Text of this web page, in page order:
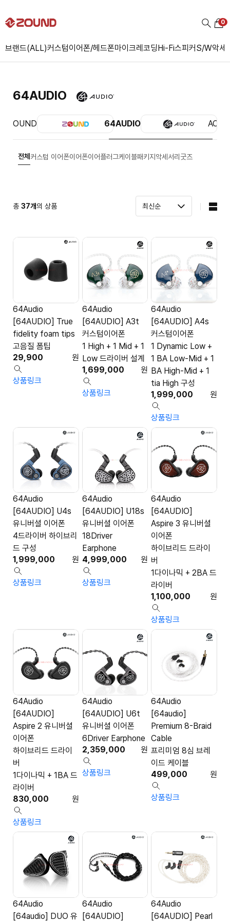
브랜드(ALL)커스텀이어폰/헤드폰마이크레코딩Hi-Fi스피커S/W악세
0
64AUDIO
ZOUND 64AUDIO ACS
전체 커스텀 이어폰이어폰이어플러그케이블패키지 악세서리 굿즈
총 37개의 상품
64Audio
[64AUDIO] True
fidelity foam tips
고음질 폼팁
29,900
원
상품링크
64Audio
[64AUDIO] A3t
커스텀이어폰
1 High + 1 Mid + 1
Low 드라이버 설계
1,699,000
원
상품링크
64Audio
[64AUDIO] A4s
커스텀이어폰
1 Dynamic Low +
1 BA Low-Mid + 1
BA High-Mid + 1
tia High 구성
1,999,000
원
상품링크
64Audio
[64AUDIO] U4s
유니버셜 이어폰
4드라이버 하이브리
드 구성
1,999,000
원
상품링크
64Audio
[64AUDIO] U18s
유니버셜 이어폰
18Driver
Earphone
4,999,000
원
상품링크
64Audio
[64AUDIO]
Aspire 3 유니버셜
이어폰
하이브리드 드라이
버
1다이나믹 + 2BA 드
라이버
1,100,000
원
상품링크
64Audio
[64AUDIO]
Aspire 2 유니버셜
이어폰
하이브리드 드라이
버
1다이나믹 + 1BA 드
라이버
830,000
원
상품링크
64Audio
[64AUDIO] U6t
유니버셜 이어폰
6Driver Earphone
2,359,000
원
상품링크
64Audio
[64audio]
Premium 8-Braid
Cable
프리미엄 8심 브레
이드 케이블
499,000
원
상품링크
64Audio
[64audio] DUO 유
64Audio
[64AUDIO]
64Audio
[64AUDIO] Pearl